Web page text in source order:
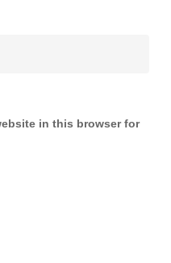
in this browser for